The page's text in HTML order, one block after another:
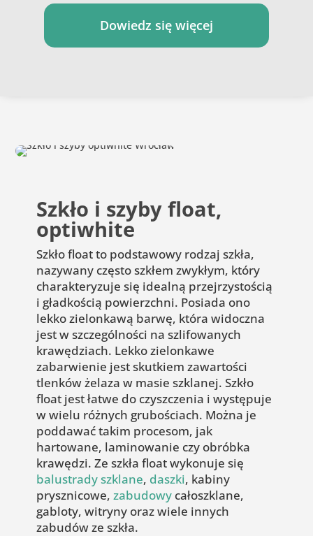
Dowiedz się więcej
Szkło i szyby float,
optiwhite
Szkło float to podstawowy rodzaj szkła,
nazywany często szkłem zwykłym, który
charakteryzuje się idealną przejrzystością
i gładkością powierzchni. Posiada ono
lekko zielonkawą barwę, która widoczna
jest w szczególności na szlifowanych
krawędziach. Lekko zielonkawe
zabarwienie jest skutkiem zawartości
tlenków żelaza w masie szklanej. Szkło
float jest łatwe do czyszczenia i występuje
w wielu różnych grubościach. Można je
poddawać takim procesom, jak
hartowane, laminowanie czy obróbka
krawędzi. Ze szkła float wykonuje się
balustrady szklane, daszki, kabiny
prysznicowe,zabudowy całoszklane,
gabloty, witryny oraz wiele innych
zabudów ze szkła.